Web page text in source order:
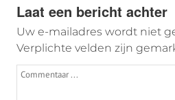
Laat een bericht achter
Uw e-mailadres wordt niet
Verplichte velden zijn